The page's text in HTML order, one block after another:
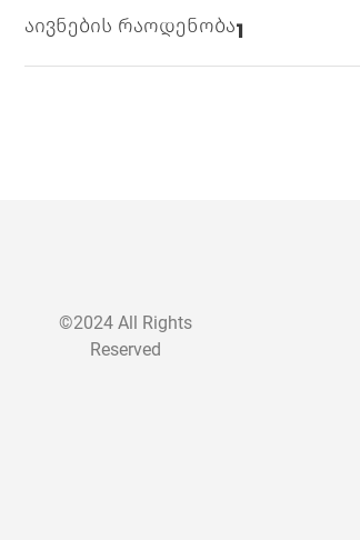
აივნების რაოდენობა1
©2024 All Rights
Reserved